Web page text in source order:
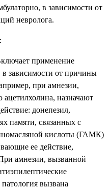
в зависимости от
невролога.
применение
в зависимости от причины
при амнезии,
ацетилхолина, назначают
донепезил,
памяти, связанных с
кислоты (ГАМК)
ее действие,
амнезии, вызванной
вызвана